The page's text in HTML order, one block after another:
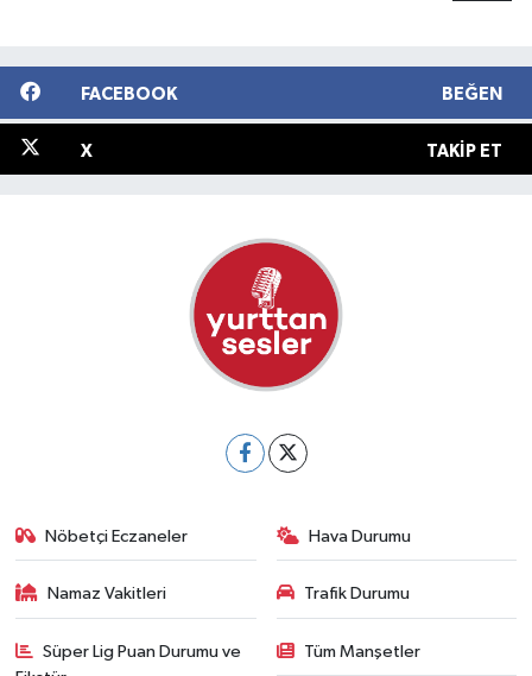
FACEBOOK BEĞEN
X TAKIP ET
Nöbetçi Eczaneler Hava Durumu
Namaz Vakitleri Trafik Durumu
Süper Lig Puan Durumu ve
Tüm Manşetler